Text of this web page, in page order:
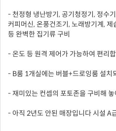
- 천정형 냉난방기, 공기청정기, 정수
커피머신, 온풍건조기, 노래방기계,
등 완벽한 집기류 구비
- 온도 등 원격 제어가 가능하여 편리
- B룸 1개실에는 버블+드로잉룸 설치
- 재미있는 컨셉의 포토존을 구비해
- 아직 2년도 안된 매장입니다 시설 A